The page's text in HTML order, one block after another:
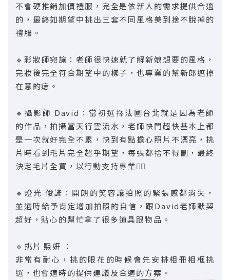
不會硬推銷加價禮服，完全是依新人的需求提供合適
的，最終如期望中挑出三套不同風格美到捨不脫掉的
禮服。
🔹彩妝師宛諭：老師很快速就了解新娘想要的風格，
完妝後完全符合期望中的樣子，也專業的幫新郎遮掉
在意的痣。
🔹攝影師 David：當初選擇法國台北就是因為老師
的作品，拍攝當天行雲流水，老師快門超快基本上都
是一次就好完全不累，快到有點擔心照片不漂亮，挑
片時看到毛片完全超乎期望，每張都捨不得刪，最終
決定毛片全買，以行動支持專業👍🏻
🔹燈光 俊諺：開朗的笑容讓拍照的緊張感都消失，
並適時給予肯定增加拍照的自信，跟David老師默契
超好，貼心的幫忙拿了很多道具跟物品。
🔹挑片 熙妍 ：
非常有耐心，挑的眼花的時候會先安排相冊相框挑
選，也會適時的提供建議及合適的方案。